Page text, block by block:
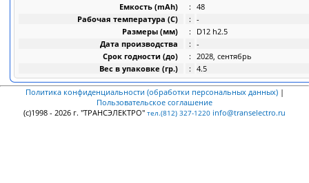
Емкость (mAh)
: 48
Рабочая температура (C)
: -
Размеры (мм)
:
D12 h2.5
Дата производства
: -
Срок годности (до)
: 2028, сентябрь
Вес в упаковке (гр.)
: 4.5
Политика конфиденциальности (обработки персональных данных) |
Пользовательское соглашение
(c)1998 - 2026 г. "ТРАНСЭЛЕКТРО" тел.(812) 327-1220 info@transelectro.ru